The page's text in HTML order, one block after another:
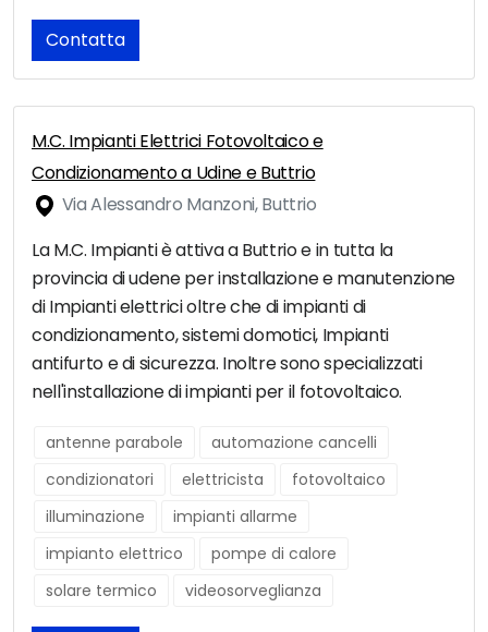
Contatta
M.C. Impianti Elettrici Fotovoltaico e
Condizionamento a Udine e Buttrio
Via Alessandro Manzoni, Buttrio
La M.C. Impianti è attiva a Buttrio e in tutta la
provincia di udene per installazione e manutenzione
di Impianti elettrici oltre che di impianti di
condizionamento, sistemi domotici, Impianti
antifurto e di sicurezza. Inoltre sono specializzati
nell'installazione di impianti per il fotovoltaico.
antenne parabole
automazione cancelli
condizionatori
elettricista
fotovoltaico
illuminazione
impianti allarme
impianto elettrico
pompe di calore
solare termico
videosorveglianza